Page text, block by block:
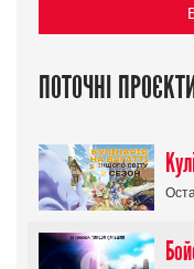
ПОТОЧНІ